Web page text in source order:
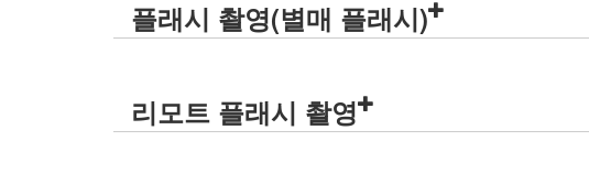
플래시 촬영(별매 플래시)
리모트 플래시 촬영